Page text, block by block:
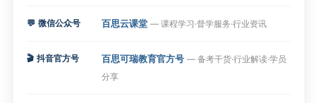
💬 微信公众号 百思云课堂 — 课程学习·督学服务·行业资讯
🎬 抖音官方号 百思可瑞教育官方号 — 备考干货·行业解读·学员
分享